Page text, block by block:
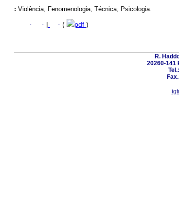
: Violência; Fenomenologia; Técnica; Psicologia.
· · · ( pdf )
R.
20260-141